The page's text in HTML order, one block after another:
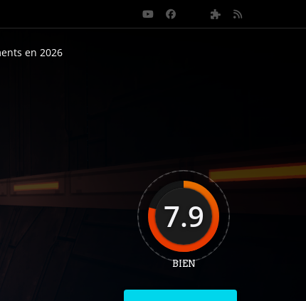
en 2026
7.9
BIEN